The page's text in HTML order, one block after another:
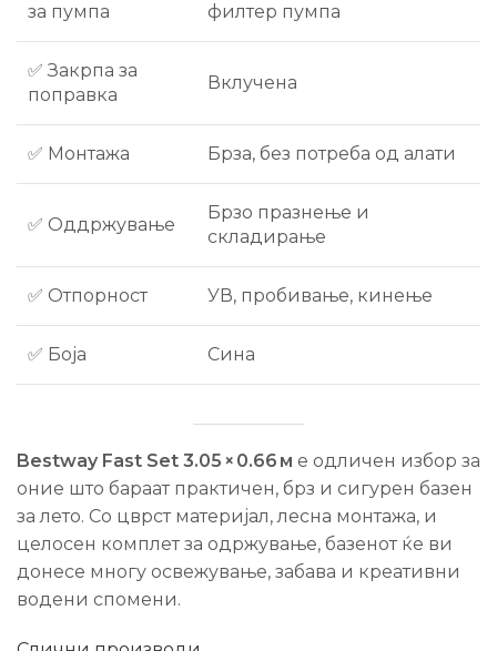
за пумпа
филтер пумпа
✅ Закрпа за
поправка
Вклучена
✅ Монтажа Брза, без потреба од алати
✅ Оддржување
Брзо празнење и
складирање
✅ Отпорност УВ, пробивање, кинење
✅ Боја Сина
Bestway Fast Set 3.05 × 0.66 м е одличен избор за
оние што бараат практичен, брз и сигурен базен
за лето. Со цврст материјал, лесна монтажa, и
целосен комплет за одржување, базенот ќе ви
донесе многу освежување, забава и креативни
водени спомени.